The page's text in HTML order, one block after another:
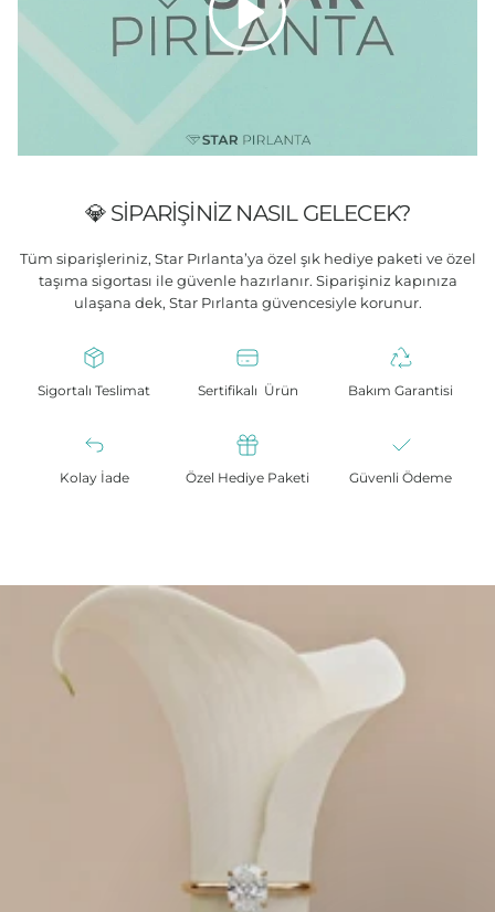
💎 SIPARIŞINIZ NASIL GELECEK?
Tüm siparişleriniz, Star Pırlanta’ya özel şık hediye paketi ve özel
taşıma sigortası ile güvenle hazırlanır. Siparişiniz kapınıza
ulaşana dek, Star Pırlanta güvencesiyle korunur.
Sigortalı Teslimat Sertifikalı Ürün Bakım Garantisi
Kolay İade Özel Hediye Paketi Güvenli Ödeme